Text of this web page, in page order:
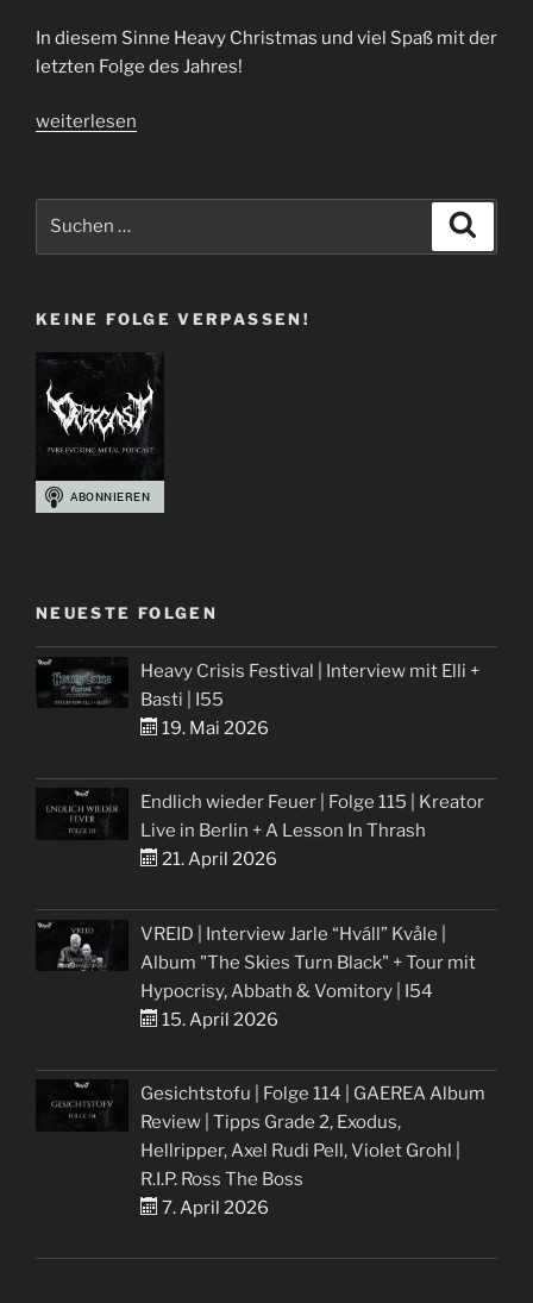
In diesem Sinne Heavy Christmas und viel Spaß mit der
letzten Folge des Jahres!
„Folge
Cat
–
Floki
vs.
Witchel“
weiterlesen
KEINE FOLGE VERPASSEN!
NEUESTE FOLGEN
Heavy Crisis Festival | Interview mit Elli +
Basti | I55
19. Mai 2026
Endlich wieder Feuer | Folge 115 | Kreator
Live in Berlin + A Lesson In Thrash
21. April 2026
VREID | Interview Jarle “Hváll” Kvåle |
Album "The Skies Turn Black" + Tour mit
Hypocrisy, Abbath & Vomitory | I54
15. April 2026
Gesichtstofu | Folge 114 | GAEREA Album
Review | Tipps Grade 2, Exodus,
Hellripper, Axel Rudi Pell, Violet Grohl |
R.I.P. Ross The Boss
7. April 2026